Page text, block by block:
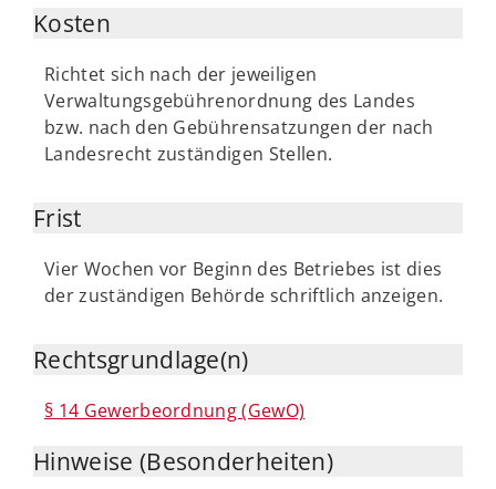
Kosten
Richtet sich nach der jeweiligen
Verwaltungsgebührenordnung des Landes
bzw. nach den Gebührensatzungen der nach
Landesrecht zuständigen Stellen.
Frist
Vier Wochen vor Beginn des Betriebes ist dies
der zuständigen Behörde schriftlich anzeigen.
Rechtsgrundlage(n)
§ 14 Gewerbeordnung (GewO)
Hinweise (Besonderheiten)